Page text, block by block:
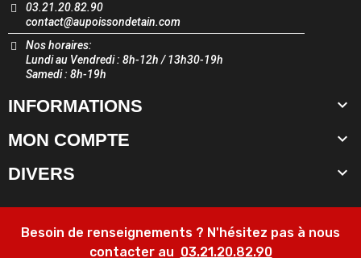
03.21.20.82.90
contact@aupoissondetain.com
Nos horaires:
Lundi au Vendredi : 8h-12h / 13h30-19h
Samedi : 8h-19h
INFORMATIONS 
MON COMPTE 
DIVERS 
Besoin de renseignements ? N'hésitez pas à nous
contacter au 03.21.20.82.90